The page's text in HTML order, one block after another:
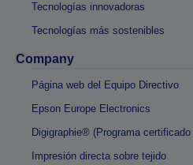
Tecnologías innovadoras
Tecnologías más sostenibles
Company
Página web del Equipo Directivo
Epson Europe Electronics
Digigraphie® (Programa
Impresión directa sobre tejido